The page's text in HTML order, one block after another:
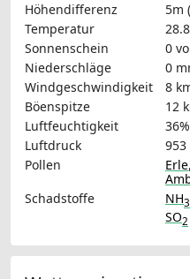
Höhendifferenz
5m
Temperatur
Sonnenschein
0
Niederschläge
0
Windgeschwindigkeit
8
Böenspitze
12
Luftfeuchtigkeit
36%
Luftdruck
953
Pollen
Erle,
Schadstoffe
NH3
SO2